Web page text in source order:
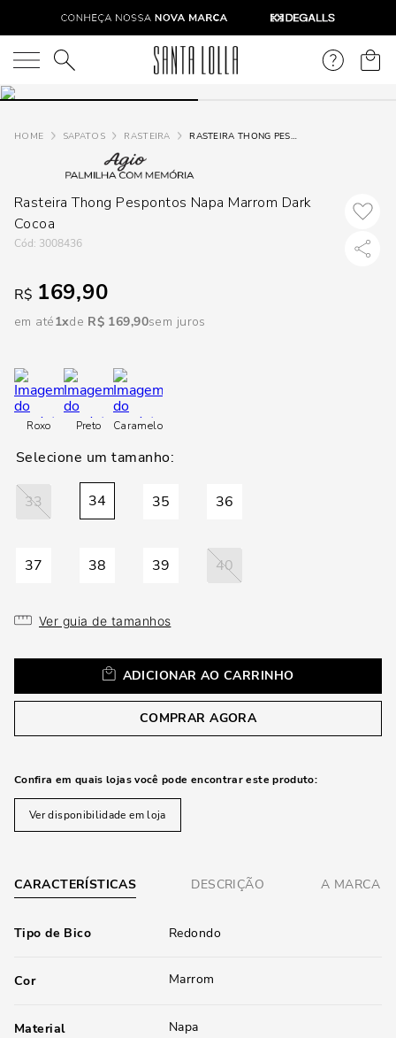
O que você está procurando?
SAPATOS RASTEIRA RASTEIRA THONG PESPONTOS NAPA MARROM DARK COCOA
Rasteira Thong Pespontos Napa Marrom Dark
Cocoa
: 3008436
R$ 169,90
em até1 R$ 169,90sem juros
Roxo Preto Caramelo
33 34 35 36
37 38 39 40
Ver guia de tamanhos
ADICIONAR AO CARRINHO
COMPRAR AGORA
Confira em quais lojas você pode encontrar este produto:
Ver disponibilidade em loja
CARACTERÍSTICAS DESCRIÇÃO A MARCA
Tipo de Bico Redondo
Cor Marrom
Material Napa